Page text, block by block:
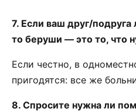
7. Если ваш друг/
то беруши — это то, что
Если честно, в
пригодятся: все же
8. Спросите нужна ли